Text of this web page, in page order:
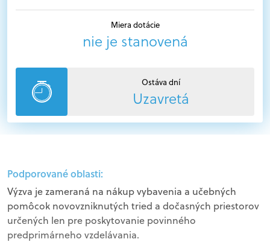
Miera dotácie
nie je stanovená
Ostáva dní
Uzavretá
Podporované oblasti:
Výzva je zameraná na nákup vybavenia a učebných
pomôcok novovzniknutých tried a dočasných priestorov
určených len pre poskytovanie povinného
predprimárneho vzdelávania.